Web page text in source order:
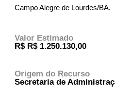
Campo Alegre de Lourdes/BA.
Valor Estimado
R$ R$ 1.250.130,00
Origem do Recurso
Secretaria de